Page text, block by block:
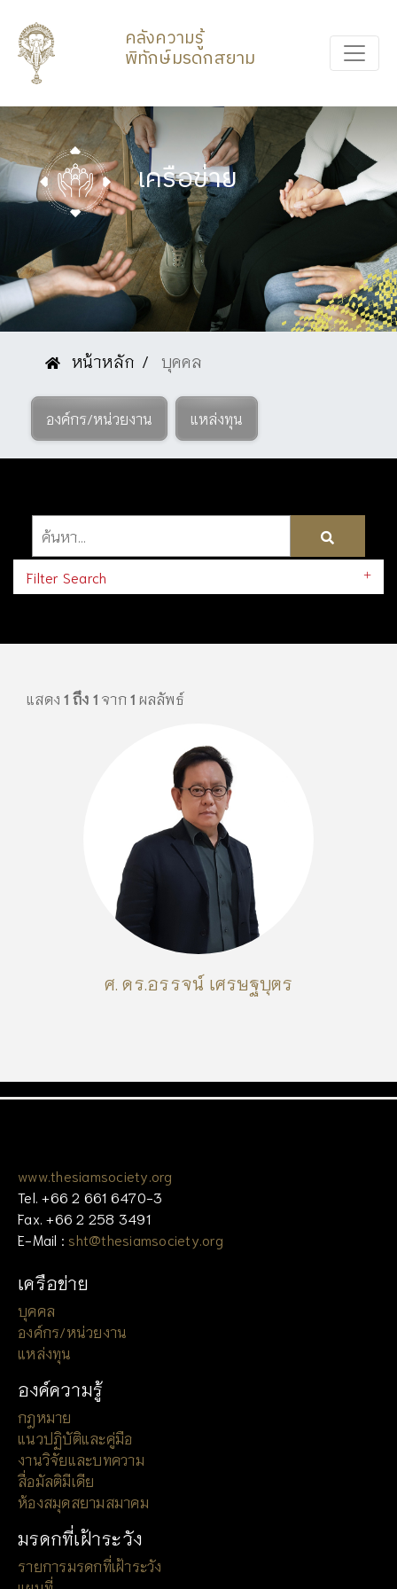
คลังความรู้
พิทักษ์มรดกสยาม
เครือข่าย
หน้าหลัก บุคคล
องค์กร/หน่วยงาน แหล่งทุน
Filter Search
แสดง1 ถึง 1จาก1 ผลลัพธ์
ศ. ดร.อรรจน์ เศรษฐบุตร
www.thesiamsociety.org
Tel. +66 2 661 6470-3
Fax. +66 2 258 3491
E-Mail : sht@thesiamsociety.org
เครือข่าย
บุคคล
องค์กร/หน่วยงาน
แหล่งทุน
องค์ความรู้
กฎหมาย
แนวปฏิบัติและคู่มือ
งานวิจัยและบทความ
สื่อมัลติมีเดีย
ห้องสมุดสยามสมาคม
มรดกที่เฝ้าระวัง
รายการมรดกที่เฝ้าระวัง